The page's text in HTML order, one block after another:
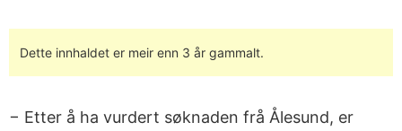
Dette innhaldet er meir enn 3 år gammalt.
− Etter å ha vurdert søknaden frå Ålesund, er